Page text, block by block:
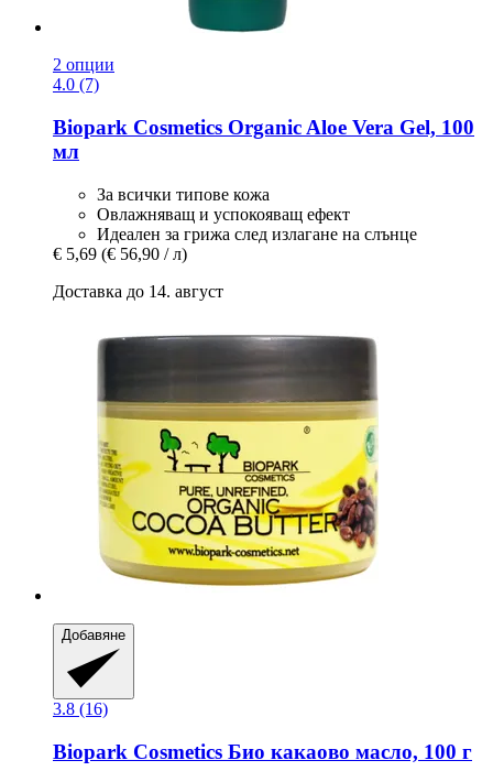
2 опции
4.0 (7)
Biopark Cosmetics Organic Aloe Vera Gel, 100
мл
За всички типове кожа
Овлажняващ и успокояващ ефект
Идеален за грижа след излагане на слънце
€ 5,69 (€ 56,90 / л)
Доставка до 14. август
Добавяне
3.8 (16)
Biopark Cosmetics Био какаово масло, 100 г